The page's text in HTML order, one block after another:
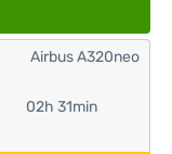
02h 31min
Airbus A320neo